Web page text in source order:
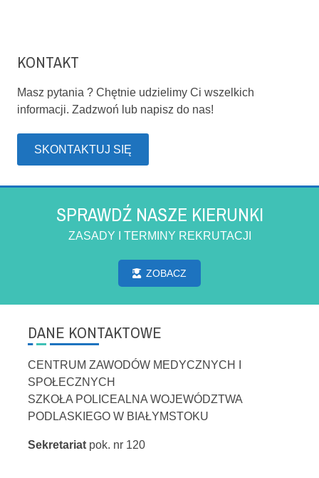
KONTAKT
Masz pytania ? Chętnie udzielimy Ci wszelkich
informacji. Zadzwoń lub napisz do nas!
SKONTAKTUJ SIĘ
SPRAWDŹ NASZE KIERUNKI
ZASADY I TERMINY REKRUTACJI
ZOBACZ
DANE KONTAKTOWE
CENTRUM ZAWODÓW MEDYCZNYCH I
SPOŁECZNYCH
SZKOŁA POLICEALNA WOJEWÓDZTWA
PODLASKIEGO W BIAŁYMSTOKU
Sekretariat pok. nr 120